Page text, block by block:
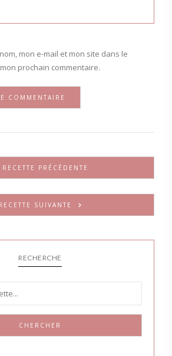
mon e-mail et mon site dans le
prochain commentaire.
RECETTE PRÉCÉDENTE
SUIVANTE
RECHERCHE
CHERCHER